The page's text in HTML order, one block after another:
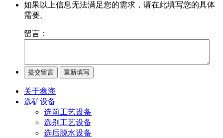
如果以上信息无法满足您的需求，请在此填写您的具体
需要。
留言：
关于鑫海
选矿设备
选前工艺设备
选别工艺设备
选后脱水设备